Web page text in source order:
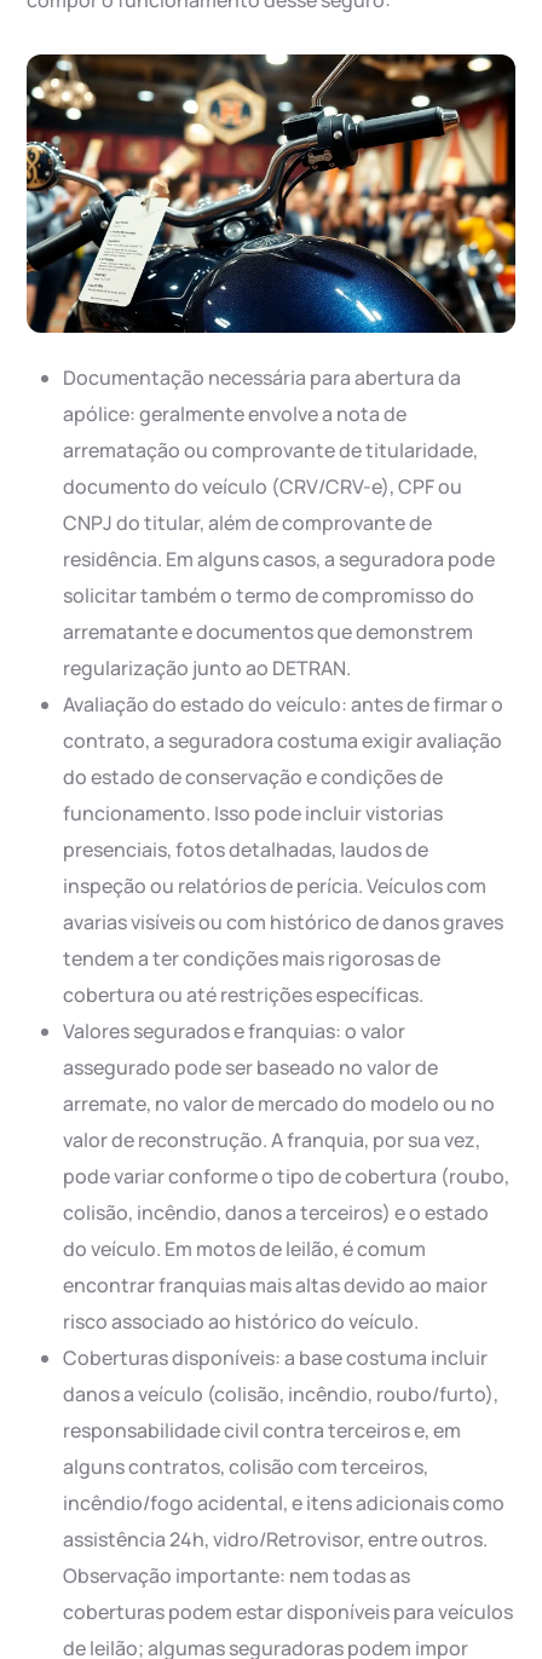
Documentação necessária para abertura da
apólice: geralmente envolve a nota de
arrematação ou comprovante de titularidade,
documento do veículo (CRV/CRV-e), CPF ou
CNPJ do titular, além de comprovante de
residência. Em alguns casos, a seguradora pode
solicitar também o termo de compromisso do
arrematante e documentos que demonstrem
regularização junto ao DETRAN.
Avaliação do estado do veículo: antes de firmar o
contrato, a seguradora costuma exigir avaliação
do estado de conservação e condições de
funcionamento. Isso pode incluir vistorias
presenciais, fotos detalhadas, laudos de
inspeção ou relatórios de perícia. Veículos com
avarias visíveis ou com histórico de danos graves
tendem a ter condições mais rigorosas de
cobertura ou até restrições específicas.
Valores segurados e franquias: o valor
assegurado pode ser baseado no valor de
arremate, no valor de mercado do modelo ou no
valor de reconstrução. A franquia, por sua vez,
pode variar conforme o tipo de cobertura (roubo,
colisão, incêndio, danos a terceiros) e o estado
do veículo. Em motos de leilão, é comum
encontrar franquias mais altas devido ao maior
risco associado ao histórico do veículo.
Coberturas disponíveis: a base costuma incluir
danos a veículo (colisão, incêndio, roubo/furto),
responsabilidade civil contra terceiros e, em
alguns contratos, colisão com terceiros,
incêndio/fogo acidental, e itens adicionais como
assistência 24h, vidro/Retrovisor, entre outros.
Observação importante: nem todas as
coberturas podem estar disponíveis para veículos
de leilão; algumas seguradoras podem impor